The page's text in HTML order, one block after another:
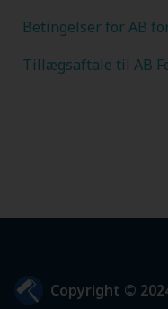
Betingelser for AB
Tillægsaftale til AB
Copyright ©